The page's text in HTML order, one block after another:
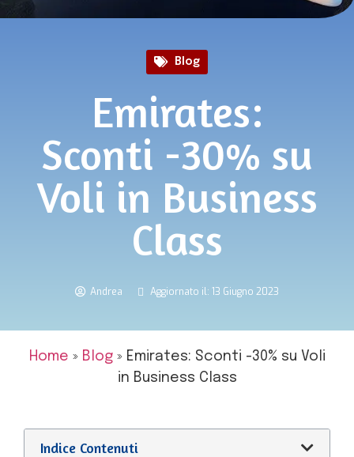
Blog
Emirates:
Sconti -30% su
Voli in Business
Class
Andrea Aggiornato il: 13 Giugno 2023
Home » Blog» Emirates: Sconti -30% su Voli
in Business Class
Indice Contenuti